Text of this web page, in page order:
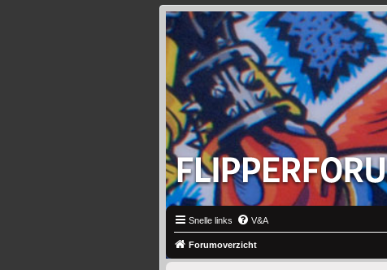
Snelle links V&A
Forumoverzicht